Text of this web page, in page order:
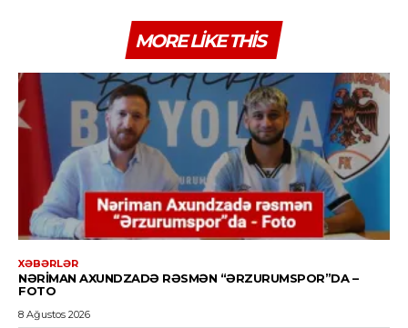
MORE LIKE THIS
XƏBƏRLƏR
NƏRIMAN AXUNDZADƏ RƏSMƏN “ƏRZURUMSPOR”DA –
FOTO
8 Ağustos 2026